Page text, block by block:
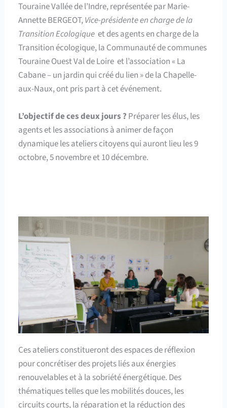
Touraine Vallée de l’Indre, représentée par Marie-
Annette BERGEOT,Vice-présidente en charge de la
Transition Ecologique et des agents en charge de la
Transition écologique, la Communauté de communes
Touraine Ouest Val de Loire et l’association « La
Cabane – un jardin qui créé du lien » de la Chapelle-
aux-Naux, ont pris part à cet événement.
L’objectif de ces deux jours ? Préparer les élus, les
agents et les associations à animer de façon
dynamique les ateliers citoyens qui auront lieu les 9
octobre, 5 novembre et 10 décembre.
Ces ateliers constitueront des espaces de réflexion
pour concrétiser des projets liés aux énergies
renouvelables et à la sobriété énergétique. Des
thématiques telles que les mobilités douces, les
circuits courts, la réparation et la réduction des